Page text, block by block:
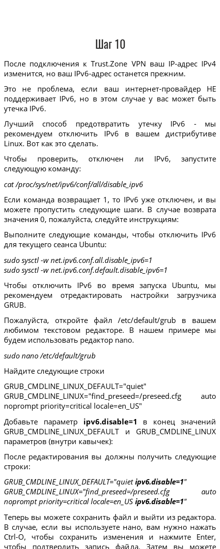
Шаг 10
После подключения к Trust.Zone VPN ваш IP-адрес IPv4
изменится, но ваш IPv6-адрес останется прежним.
Это не проблема, если ваш интернет-провайдер НЕ
поддерживает IPv6, но в этом случае у вас может быть
утечка IPv6.
Лучший способ предотвратить утечку IPv6 - мы
рекомендуем отключить IPv6 в вашем дистрибутиве
Linux. Вот как это сделать.
Чтобы проверить, отключен ли IPv6, запустите
следующую команду:
cat /proc/sys/net/ipv6/conf/all/disable_ipv6
Если команда возвращает 1, то IPv6 уже отключен, и вы
можете пропустить следующие шаги. В случае возврата
значения 0, пожалуйста, следуйте инструкциям:
Выполните следующие команды, чтобы отключить IPv6
для текущего сеанса Ubuntu:
sudo sysctl -w net.ipv6.conf.all.disable_ipv6=1
sudo sysctl -w net.ipv6.conf.default.disable_ipv6=1
Чтобы отключить IPv6 во время запуска Ubuntu, мы
рекомендуем отредактировать настройки загрузчика
GRUB.
Пожалуйста, откройте файл /etc/default/grub в вашем
любимом текстовом редакторе. В нашем примере мы
будем использовать редактор nano.
sudo nano /etc/default/grub
Найдите следующие строки
GRUB_CMDLINE_LINUX_DEFAULT="quiet"
GRUB_CMDLINE_LINUX="find_preseed=/preseed.cfg auto
noprompt priority=critical locale=en_US"
Добавьте параметр ipv6.disable=1 в конец значений
GRUB_CMDLINE_LINUX_DEFAULT и GRUB_CMDLINE_LINUX
параметров (внутри кавычек):
После редактирования вы должны получить следующие
строки:
GRUB_CMDLINE_LINUX_DEFAULT="quietipv6.disable=1"
GRUB_CMDLINE_LINUX="find_preseed=/preseed.cfg auto
noprompt priority=critical locale=en_US ipv6.disable=1"
Теперь вы можете сохранить файл и выйти из редактора.
В случае, если вы используете нано, вам нужно нажать
Ctrl-O, чтобы сохранить изменения и нажмите Enter,
чтобы подтвердить запись файла. Затем вы можете